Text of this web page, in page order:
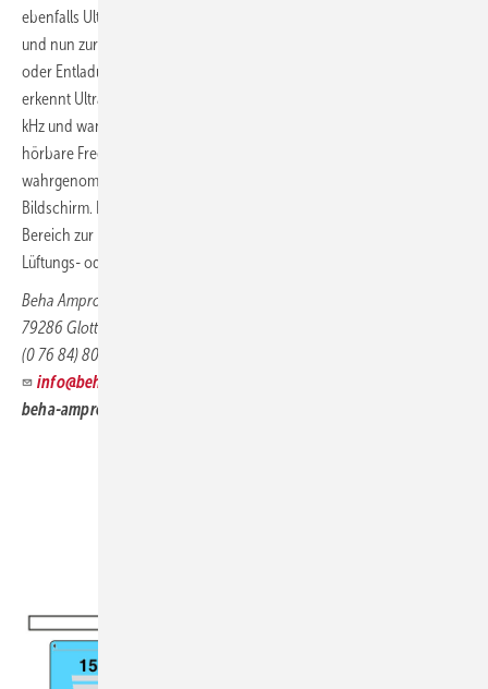
ebenfalls Ultraschallwellen, die von Natur aus stark ausgerichtet sind
und nun zur Suche der exakten Position eines Lecks, einer Vibration
oder Entladung genutzt werden können. Der Empfänger ULD-400-RE
erkennt Ultraschall innerhalb eines Frequenzbereichs von 20 bis 90
kHz und wandelt diesen Ultraschall in eine für das menschliche Gehör
hörbare Frequenz und Lautstärke um, welche über den Kopfhörer
wahrgenommen werden kann. Zudem erscheint eine Anzeige am LC-
Bildschirm. Der Frequenzbereich von 20 bis 90 kHz ist der optimale
Bereich zur Erkennung einer Vielzahl von Leckagen in Objekten, wie in
Lüftungs- oder Klimaanlagen.
Beha Amprobe
79286 Glottertal
(0 76 84) 80 09 0
info@beha-amprobe.de
beha-amprobe.de